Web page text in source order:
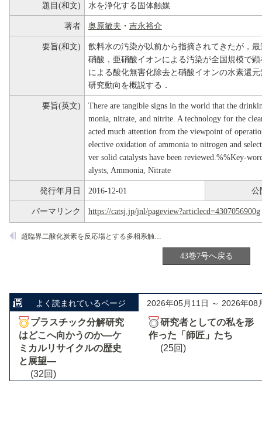
題目(和文) 水を浄化する固体触媒
著者 奥原敏夫 ・ 吉永裕介
要旨(和文)
飲料水の汚染が以前から指摘されてきたが，
硝酸，亜硝酸イオンによる汚染が全国規模で
による酸化無害化除去と硝酸イオンの水素還
研究動向を概説する．
要旨(英文)
There are tangible signs in the world that the
monia, nitrate, and nitrite. A technology for the
acted much attention from the viewpoint of
elective oxidation of ammonia to nitrogen and
ver solid catalysts have been reviewed.%%Key-
alysts, Ammonia, Nitrate
発行年月日 2016-12-01 公
パーマリンク https://catsj.jp/jnl/pageview?articlecd=4307056900g
超臨界二酸化炭素を反応場とする多相系触媒反応-反応と分離-
43巻7号へ戻る
よく読まれているページ 2026年05月11日 ～ 2026年08
プラスチック分解研究
はどこへ向かうのか―ケ
ミカルリサイクルの歴史
と展望―
(32回)
研究者としての私を形
作った「師匠」たち
(25回)